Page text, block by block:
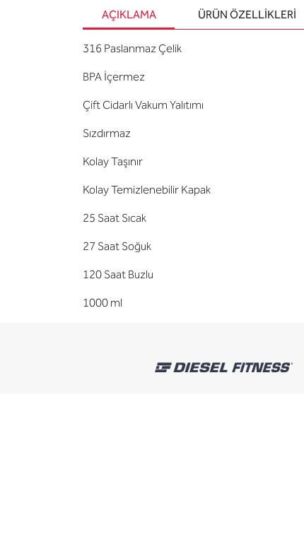
AÇIKLAMA ÜRÜN ÖZELLIKLERI
316 Paslanmaz Çelik
BPA İçermez
Çift Cidarlı Vakum Yalıtımı
Sızdırmaz
Kolay Taşınır
Kolay Temizlenebilir Kapak
25 Saat Sıcak
27 Saat Soğuk
120 Saat Buzlu
1000 ml